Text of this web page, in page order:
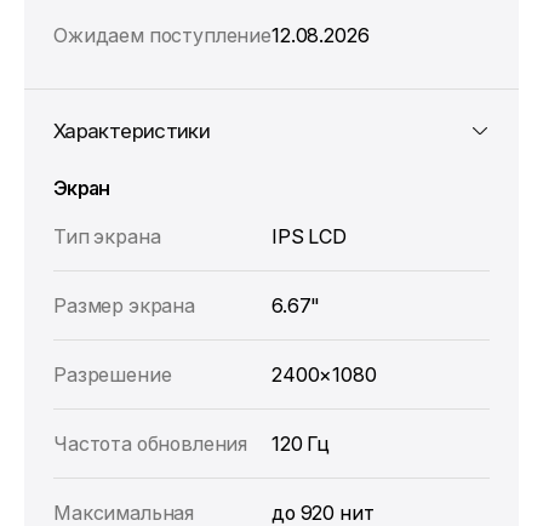
Ожидаем поступление12.08.2026
Характеристики
Экран
Тип экрана
IPS LCD
Размер экрана 6.67"
Разрешение 2400×1080
Частота обновления 120 Гц
Максимальная
до 920 нит